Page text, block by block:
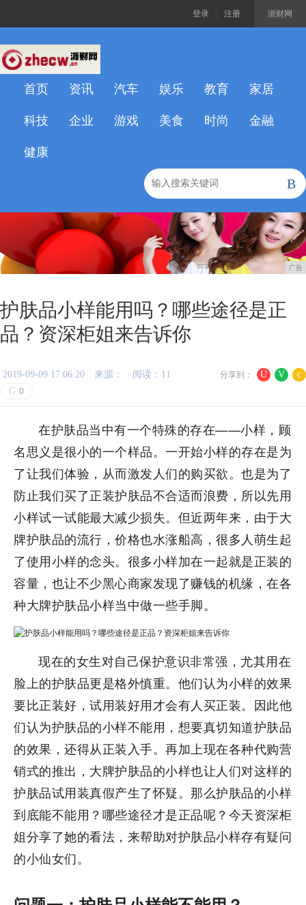
浙财网
登录 注册
首页 资讯 汽车 娱乐 教育 家居
科技 企业 游戏 美食 时尚 金融
健康
B
广告
护肤品小样能用吗？哪些途径是正
品？资深柜姐来告诉你
U V c
分享到：
2019-09-09 17:06:20 来源：
阅读：11
G 0
在护肤品当中有一个特殊的存在——小样，顾
名思义是很小的一个样品。一开始小样的存在是为
了让我们体验，从而激发人们的购买欲。也是为了
防止我们买了正装护肤品不合适而浪费，所以先用
小样试一试能最大减少损失。但近两年来，由于大
牌护肤品的流行，价格也水涨船高，很多人萌生起
了使用小样的念头。很多小样加在一起就是正装的
容量，也让不少黑心商家发现了赚钱的机缘，在各
种大牌护肤品小样当中做一些手脚。
现在的女生对自己保护意识非常强，尤其用在
脸上的护肤品更是格外慎重。他们认为小样的效果
要比正装好，试用装好用才会有人买正装。因此他
们认为护肤品的小样不能用，想要真切知道护肤品
的效果，还得从正装入手。再加上现在各种代购营
销式的推出，大牌护肤品的小样也让人们对这样的
护肤品试用装真假产生了怀疑。那么护肤品的小样
到底能不能用？哪些途径才是正品呢？今天资深柜
姐分享了她的看法，来帮助对护肤品小样存有疑问
的小仙女们。